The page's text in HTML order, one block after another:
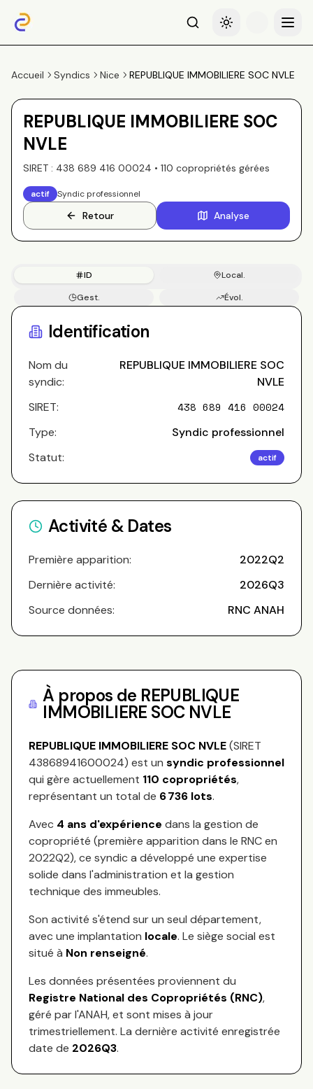
RechercheBasculer le thème
Menu
Accueil Syndics Nice REPUBLIQUE IMMOBILIERE SOC NVLE
REPUBLIQUE IMMOBILIERE SOC
NVLE
SIRET : 438 689 416 00024 • 110 copropriétés gérées
actif Syndic professionnel
Retour Analyse
ID
Local.
Gest.
Évol.
Identification
Nom du
syndic:
REPUBLIQUE IMMOBILIERE SOC
NVLE
SIRET:
438 689 416 00024
Type:
Syndic professionnel
Statut:
actif
Activité & Dates
Première apparition:
2022Q2
Dernière activité:
2026Q3
Source données:
RNC ANAH
À propos de REPUBLIQUE
IMMOBILIERE SOC NVLE
REPUBLIQUE IMMOBILIERE SOC NVLE(SIRET
43868941600024) est un syndic professionnel
qui gère actuellement 110 copropriétés,
représentant un total de 6 736 lots.
Avec 4 ans d'expérience dans la gestion de
copropriété (première apparition dans le RNC en
2022Q2), ce syndic a développé une expertise
solide dans l'administration et la gestion
technique des immeubles.
Son activité s'étend surun seul département,
avec une implantation locale. Le siège social est
situé à Non renseigné.
Les données présentées proviennent du
Registre National des Copropriétés (RNC),
géré par l'ANAH, et sont mises à jour
trimestriellement. La dernière activité enregistrée
date de 2026Q3.